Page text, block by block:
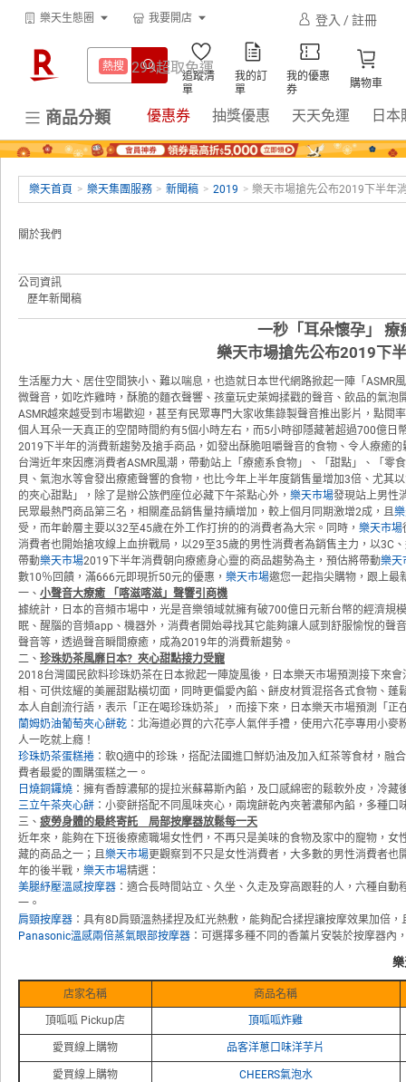
樂天生態圈
我要開店
下載APP
登入 / 註冊
熱搜 299超取免運
賺點樂翻天
熱搜 防颱專區
熱搜 平板電腦
熱搜 電子閱讀器
熱搜 熱門飯店推薦
追蹤清
單
我的訂
單
我的優惠
券
購物車
商品分類 優惠券 抽獎優惠 天天免運 日本
賺點樂翻天
熱搜 防颱專區
熱搜 平板電腦
熱搜 床架
熱搜 吹風機
熱搜 微波爐
樂天首頁 > 樂天集團服務 > 新聞稿 > 2019 > 樂天市場搶先公布2019下半年
關於我們
公司資訊
歷年新聞稿
一秒「耳朵懷孕」
樂天市場搶先公布2019下
生活壓力大、居住空間狹小、難以喘息，也造就日本世代網路掀起一陣「
微聲音，如吃炸雞時，酥脆的麵衣聲響、孩童玩史萊姆揉戳的聲音、飲品的氣
ASMR越來越受到市場歡迎，甚至有民眾專門大家收集錄製聲音推出影片，點
個人耳朵一天真正的空閒時間約有5個小時左右，而5小時卻隱藏著超過700億
2019下半年的消費新趨勢及搶手商品，如發出酥脆咀嚼聲音的食物、令人療癒
台灣近年來因應消費者ASMR風潮，帶動站上「療癒系食物」、「甜點」、「
貝、氣泡水等會發出療癒聲響的食物，也比今年上半年度銷售量增加3倍、尤
的夾心甜點」，除了是辦公族們座位必藏下午茶點心外， 樂天市場發現站上男性
民眾最熱門商品第三名，相關產品銷售量持續增加，較上個月同期激增2成，且
受，而年齡層主要以32至45歲在外工作打拚的的消費者為大宗。同時， 樂天市場
消費者也開始搶攻線上血拚戰局，以29至35歲的男性消費者為銷售主力，以3C
帶動樂天市場2019下半年消費朝向療癒身心靈的商品趨勢為主，預估將帶動樂天
數10％回饋，滿666元即現折50元的優惠， 樂天市場邀您一起指尖購物，跟上最
一、 小聲音大療癒 「喀滋喀滋」聲響引商機
據統計，日本的音頻市場中，光是音樂領域就擁有破700億日元新台幣的經濟規
眠、醒腦的音頻app、機器外，消費者開始尋找其它能夠讓人感到舒服愉悅的聲
聲音等，透過聲音瞬間療癒，成為2019年的消費新趨勢。
二、 珍珠奶茶風靡日本? 夾心甜點接力受寵
2018台灣國民飲料珍珠奶茶在日本掀起一陣旋風後，日本樂天市場預測接下來
相、可供炫耀的美麗甜點橫切面，同時更偏愛內餡、餅皮材質混搭各式食物、
本人自創流行語，表示「正在喝珍珠奶茶」，而接下來，日本樂天市場預測「正
蘭姆奶油葡萄夾心餅乾 ：北海道必買的六花亭人氣伴手禮，使用六花亭專用小
人一吃就上癮！
珍珠奶茶蛋糕捲 ：軟Q適中的珍珠，搭配法國進口鮮奶油及加入紅茶等食材，
費者最愛的團購蛋糕之一。
日燒銅鑼燒 ：擁有香醇濃郁的提拉米蘇幕斯內餡，及口感綿密的鬆軟外皮，冷
三立午茶夾心餅 ：小麥餅搭配不同風味夾心，兩塊餅乾內夾著濃郁內餡，多種
三、 疲勞身體的最終寄託 局部按摩器放鬆每一天
近年來，能夠在下班後療癒職場女性們，不再只是美味的食物及家中的寵物，
藏的商品之一；且樂天市場更觀察到不只是女性消費者，大多數的男性消費者
年的後半戰， 樂天市場精選：
美腿紓壓溫感按摩器 ：適合長時間站立、久坐、久走及穿高跟鞋的人，六種自
一。
肩頸按摩器 ：具有8D肩頸溫熱揉捏及紅光熱敷，能夠配合揉捏讓按摩效果加倍
Panasonic溫感兩倍蒸氣眼部按摩器 ：可選擇多種不同的香薰片安裝於按摩器
店家名稱 商品名稱
頂呱呱 Pickup店 頂呱呱炸雞
愛買線上購物 品客洋蔥口味洋芋片
愛買線上購物 CHEERS氣泡水